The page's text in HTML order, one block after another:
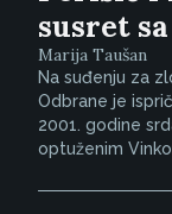
susret
Marija Taušan
Na suđenju za
Odbrane je
2001. godine
optuženim